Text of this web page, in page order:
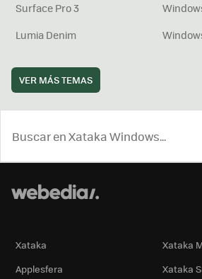
Surface Pro 3
Lumia Denim
VER MÁS TEMAS
Xataka
Xataka
Applesfera
Xataka